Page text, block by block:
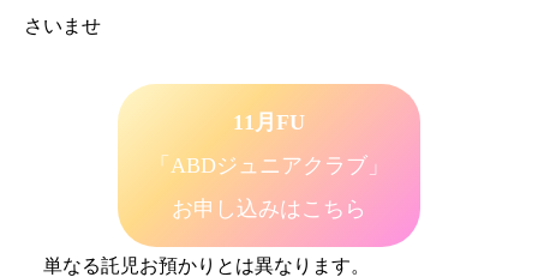
さいませ
11月FU
「ABDジュニアクラブ」
お申し込みはこちら
単なる託児お預かりとは異なります。